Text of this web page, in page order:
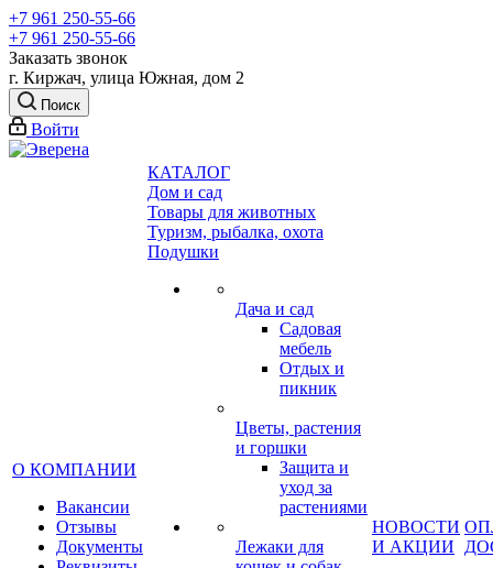
+7 961 250-55-66
+7 961 250-55-66
Заказать звонок
г. Киржач, улица Южная, дом 2
Поиск
Войти
О КОМПАНИИ
Вакансии
Отзывы
Документы
КАТАЛОГ
Дом и сад
Товары для животных
Туризм, рыбалка, охота
Подушки
Дача и сад
Садовая
мебель
Отдых и
пикник
Цветы, растения
и горшки
Защита и
уход за
растениями
Лежаки для
НОВОСТИ
И АКЦИИ